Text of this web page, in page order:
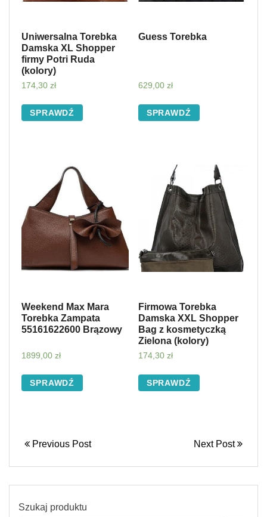
Uniwersalna Torebka
Damska XL Shopper
firmy Potri Ruda
(kolory)
174,30 zł
SPRAWDŹ
Guess Torebka
629,00 zł
SPRAWDŹ
Weekend Max Mara
Torebka Zampata
55161622600 Brązowy
1899,00 zł
SPRAWDŹ
Firmowa Torebka
Damska XXL Shopper
Bag z kosmetyczką
Zielona (kolory)
174,30 zł
SPRAWDŹ
Previous Post Next Post
Szukaj produktu